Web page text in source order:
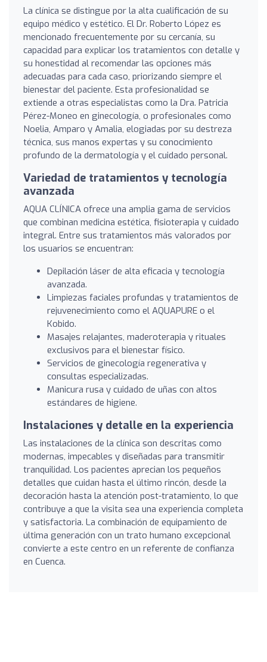
La clínica se distingue por la alta cualificación de su
equipo médico y estético. El Dr. Roberto López es
mencionado frecuentemente por su cercanía, su
capacidad para explicar los tratamientos con detalle y
su honestidad al recomendar las opciones más
adecuadas para cada caso, priorizando siempre el
bienestar del paciente. Esta profesionalidad se
extiende a otras especialistas como la Dra. Patricia
Pérez-Moneo en ginecología, o profesionales como
Noelia, Amparo y Amalia, elogiadas por su destreza
técnica, sus manos expertas y su conocimiento
profundo de la dermatología y el cuidado personal.
Variedad de tratamientos y tecnología
avanzada
AQUA CLÍNICA ofrece una amplia gama de servicios
que combinan medicina estética, fisioterapia y cuidado
integral. Entre sus tratamientos más valorados por
los usuarios se encuentran:
Depilación láser de alta eficacia y tecnología
avanzada.
Limpiezas faciales profundas y tratamientos de
rejuvenecimiento como el AQUAPURE o el
Kobido.
Masajes relajantes, maderoterapia y rituales
exclusivos para el bienestar físico.
Servicios de ginecología regenerativa y
consultas especializadas.
Manicura rusa y cuidado de uñas con altos
estándares de higiene.
Instalaciones y detalle en la experiencia
Las instalaciones de la clínica son descritas como
modernas, impecables y diseñadas para transmitir
tranquilidad. Los pacientes aprecian los pequeños
detalles que cuidan hasta el último rincón, desde la
decoración hasta la atención post-tratamiento, lo que
contribuye a que la visita sea una experiencia completa
y satisfactoria. La combinación de equipamiento de
última generación con un trato humano excepcional
convierte a este centro en un referente de confianza
en Cuenca.